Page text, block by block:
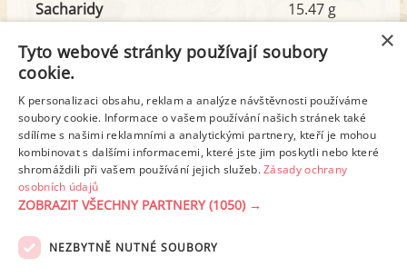
Sacharidy
z toho cukr
15.47 g
7.21 g
Tuk
z toho nas. mastné kyseliny
5.19 g
1.45 g
Detailní rozpis
×
Tyto webové stránky používají soubory
cookie.
K personalizaci obsahu, reklam a analýze návštěvnosti používáme
soubory cookie. Informace o vašem používání našich stránek také
sdílíme s našimi reklamními a analytickými partnery, kteří je mohou
kombinovat s dalšími informacemi, které jste jim poskytli nebo které
shromáždili při vašem používání jejich služeb.Zásady ochrany
osobních údajů
ZOBRAZIT VŠECHNY PARTNERY(1050) →
NEZBYTNĚ NUTNÉ SOUBORY